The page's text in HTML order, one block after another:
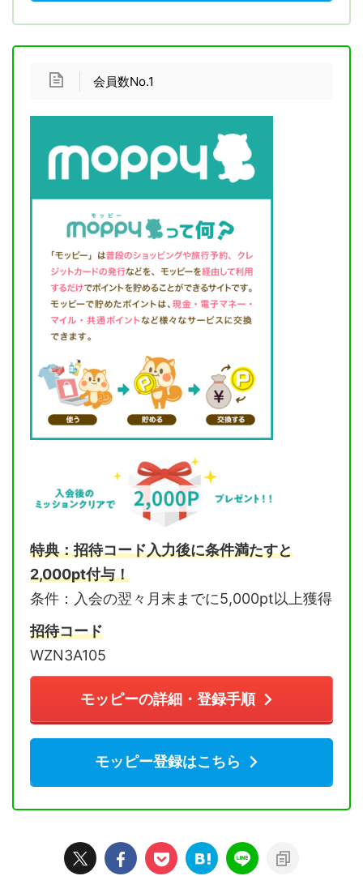
会員数No.1
特典：招待コード入力後に条件満たすと
2,000pt付与！
条件：入会の翌々月末までに5,000pt以上獲得
招待コード
WZN3A105
モッピーの詳細・登録手順
モッピー登録はこちら